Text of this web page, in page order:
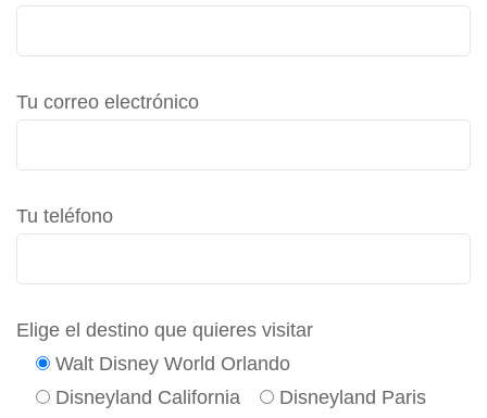
Tu correo electrónico
Tu teléfono
Elige el destino que quieres visitar
Walt Disney World Orlando
Disneyland California
Disneyland Paris